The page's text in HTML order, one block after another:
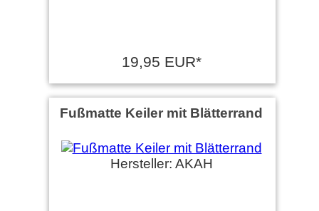
19,95 EUR*
Fußmatte Keiler mit Blätterrand
Hersteller: AKAH